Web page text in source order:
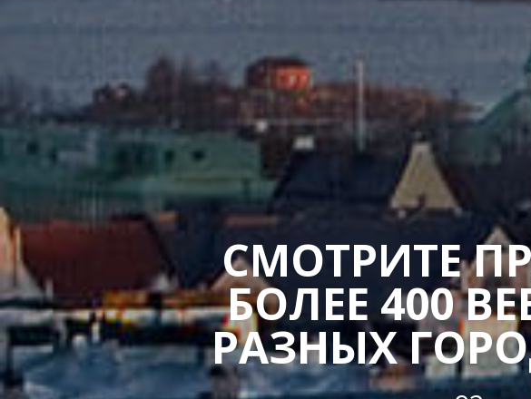
СМОТРИТЕ
БОЛЕЕ 400
РАЗНЫХ